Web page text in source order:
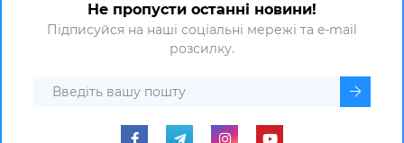
Не пропусти останні новини!
Підписуйся на наші соціальні мережі та e-mail
розсилку.